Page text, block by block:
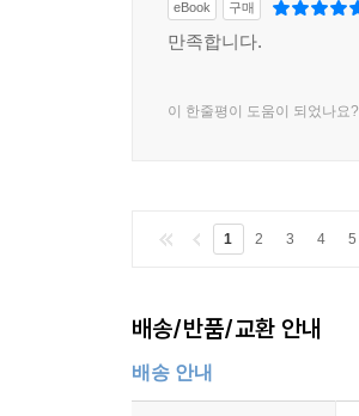
eBook 구매
만족합니다.
이 한줄평이 도움이 되었나요?
1 2 3 4 5
배송/반품/교환 안내
배송 안내